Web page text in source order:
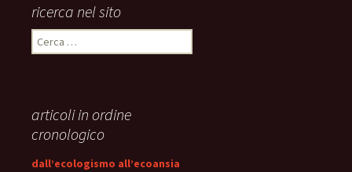
ricerca nel sito
Ricerca
per:
articoli in ordine
cronologico
dall’ecologismo all’ecoansia